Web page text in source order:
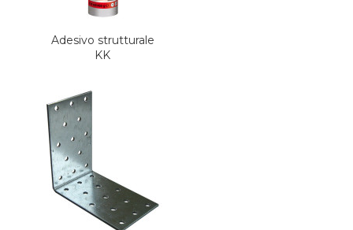
Adesivo strutturale
KK